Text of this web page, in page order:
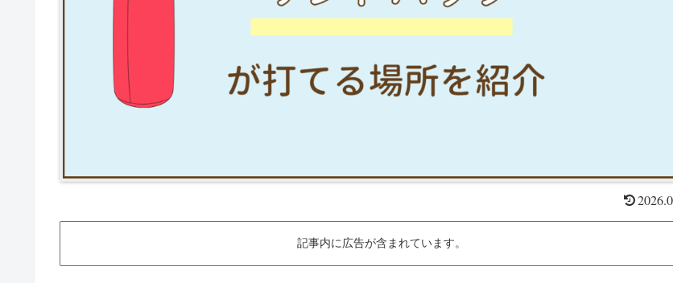
記事内に広告が含まれています。